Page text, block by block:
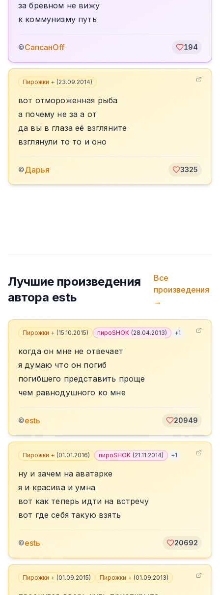
за бревном не вижу
к коммунизму путь
©СапсанOff 194
Пирожки + (23.09.2014)
вот отмороженная рыба
а почему не за а от
да вы в глаза её взгляните
взглянули то то и оно
©Дарья 3325
Лучшие произведения
автора estь
Все
произведения
→
Пирожки + (15.10.2015) пироSHOK (28.04.2013) +1
когда он мне не отвечает
я думаю что он погиб
погибшего представить проще
чем равнодушного ко мне
©estь 20949
Пирожки + (01.01.2016) пироSHOK (21.11.2014) +1
ну и зачем на аватарке
я и красива и умна
вот как теперь идти на встречу
вот где себя такую взять
©estь 20692
Пирожки + (01.09.2015) Пирожки + (01.09.2013)